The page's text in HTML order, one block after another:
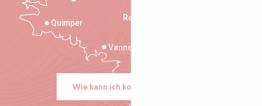
Rennes
Vannes
Quimper
Wie kann ich kommen?